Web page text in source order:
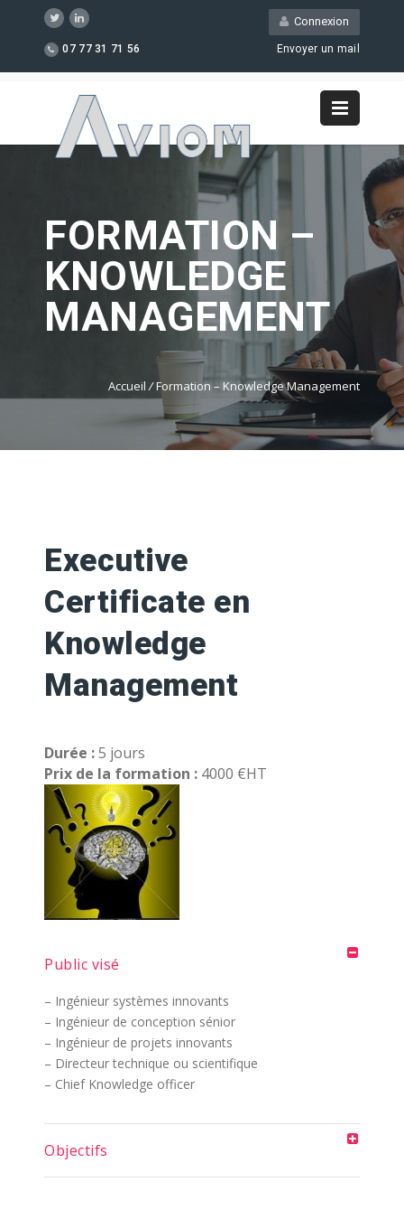
Connexion
07 77 31 71 56 Envoyer un mail
FORMATION –
KNOWLEDGE
MANAGEMENT
Accueil /Formation – Knowledge Management
Executive
Certificate en
Knowledge
Management
Durée :5 jours
Prix de la formation : 4000 €HT
Public visé
– Ingénieur systèmes innovants
– Ingénieur de conception sénior
– Ingénieur de projets innovants
– Directeur technique ou scientifique
– Chief Knowledge officer
Objectifs